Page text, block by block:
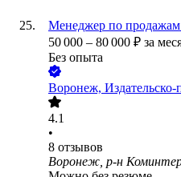
Менеджер по
50 000 – 80 000 ₽ за
Без опыта
Воронеж,
4.1
•
8 отзывов
Воронеж, р-н